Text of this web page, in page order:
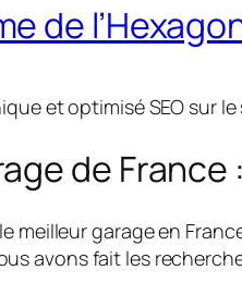
de
et optimisé SEO sur
de
meilleur garage en
avons fait les